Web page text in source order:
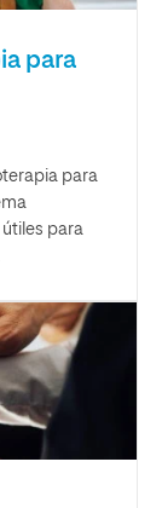
para
para
para